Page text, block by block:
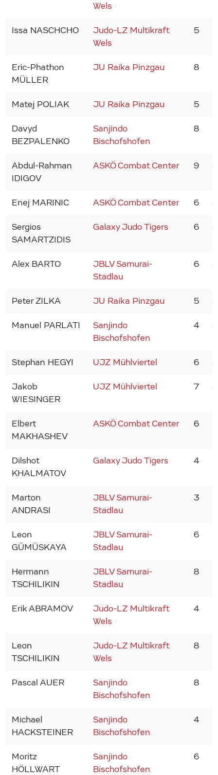
Wels
Issa NASCHCHO
Judo-LZ Multikraft
Wels
5
Eric-Phathon
MÜLLER
JU Raika Pinzgau 8
Matej POLIAK JU Raika Pinzgau 5
Davyd
BEZPALENKO
Sanjindo
Bischofshofen
8
Abdul-Rahman
IDIGOV
ASKÖ Combat Center 9 4
Enej MARINIC ASKÖ Combat Center 6 4
Sergios
SAMARTZIDIS
Galaxy Judo Tigers 6 4
Alex BARTO
JBLV Samurai-
Stadlau
6 4
Peter ZILKA JU Raika Pinzgau 5 4
Manuel PARLATI
Sanjindo
Bischofshofen
4 4
Stephan HEGYI UJZ Mühlviertel 6 4
Jakob
WIESINGER
UJZ Mühlviertel 7 4
Elbert
MAKHASHEV
ASKÖ Combat Center 6
Dilshot
KHALMATOV
Galaxy Judo Tigers 4
Marton
ANDRASI
JBLV Samurai-
Stadlau
3
Leon
GÜMÜSKAYA
JBLV Samurai-
Stadlau
6
Hermann
TSCHILIKIN
JBLV Samurai-
Stadlau
8
Erik ABRAMOV
Judo-LZ Multikraft
Wels
4
Leon
TSCHILIKIN
Judo-LZ Multikraft
Wels
8
Pascal AUER
Sanjindo
Bischofshofen
8
Michael
HACKSTEINER
Sanjindo
Bischofshofen
4
Moritz
HÖLLWART
Sanjindo
Bischofshofen
6